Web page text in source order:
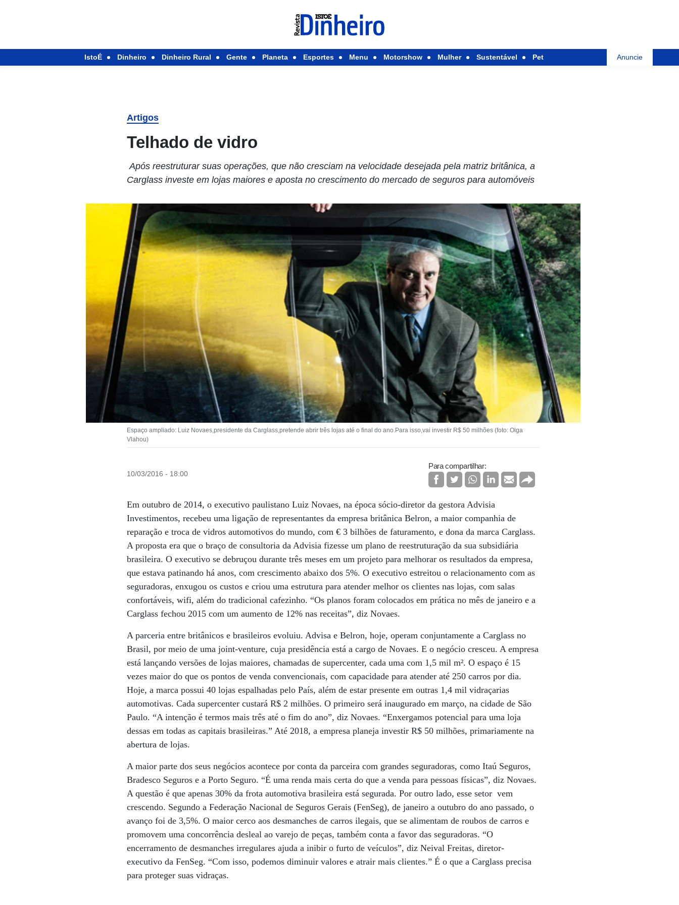
IstoÉ Dinheiro Dinheiro Rural Gente Planeta Esportes Menu Motorshow Mulher Sustentável Pet Anuncie
Artigos
Telhado de vidro
Após reestruturar suas operações, que não cresciam na velocidade desejada pela matriz britânica, a
Carglass investe em lojas maiores e aposta no crescimento do mercado de seguros para automóveis
Espaço ampliado: Luiz Novaes,presidente da Carglass,pretende abrir três lojas até o final do ano.Para isso,vai investir R$ 50 milhões (foto: Olga
Vlahou)
10/03/2016 - 18:00
Para compartilhar:
Em outubro de 2014, o executivo paulistano Luiz Novaes, na época sócio-diretor da gestora Advisia
Investimentos, recebeu uma ligação de representantes da empresa britânica Belron, a maior companhia de
reparação e troca de vidros automotivos do mundo, com € 3 bilhões de faturamento, e dona da marca Carglass.
A proposta era que o braço de consultoria da Advisia fizesse um plano de reestruturação da sua subsidiária
brasileira. O executivo se debruçou durante três meses em um projeto para melhorar os resultados da empresa,
que estava patinando há anos, com crescimento abaixo dos 5%. O executivo estreitou o relacionamento com as
seguradoras, enxugou os custos e criou uma estrutura para atender melhor os clientes nas lojas, com salas
confortáveis, wifi, além do tradicional cafezinho. “Os planos foram colocados em prática no mês de janeiro e a
Carglass fechou 2015 com um aumento de 12% nas receitas”, diz Novaes.
A parceria entre britânicos e brasileiros evoluiu. Advisa e Belron, hoje, operam conjuntamente a Carglass no
Brasil, por meio de uma joint-venture, cuja presidência está a cargo de Novaes. E o negócio cresceu. A empresa
está lançando versões de lojas maiores, chamadas de supercenter, cada uma com 1,5 mil m². O espaço é 15
vezes maior do que os pontos de venda convencionais, com capacidade para atender até 250 carros por dia.
Hoje, a marca possui 40 lojas espalhadas pelo País, além de estar presente em outras 1,4 mil vidraçarias
automotivas. Cada supercenter custará R$ 2 milhões. O primeiro será inaugurado em março, na cidade de São
Paulo. “A intenção é termos mais três até o fim do ano”, diz Novaes. “Enxergamos potencial para uma loja
dessas em todas as capitais brasileiras.” Até 2018, a empresa planeja investir R$ 50 milhões, primariamente na
abertura de lojas.
A maior parte dos seus negócios acontece por conta da parceira com grandes seguradoras, como Itaú Seguros,
Bradesco Seguros e a Porto Seguro. “É uma renda mais certa do que a venda para pessoas físicas”, diz Novaes.
A questão é que apenas 30% da frota automotiva brasileira está segurada. Por outro lado, esse setor vem
crescendo. Segundo a Federação Nacional de Seguros Gerais (FenSeg), de janeiro a outubro do ano passado, o
avanço foi de 3,5%. O maior cerco aos desmanches de carros ilegais, que se alimentam de roubos de carros e
promovem uma concorrência desleal ao varejo de peças, também conta a favor das seguradoras. “O
encerramento de desmanches irregulares ajuda a inibir o furto de veículos”, diz Neival Freitas, diretor-
executivo da FenSeg. “Com isso, podemos diminuir valores e atrair mais clientes.” É o que a Carglass precisa
para proteger suas vidraças.